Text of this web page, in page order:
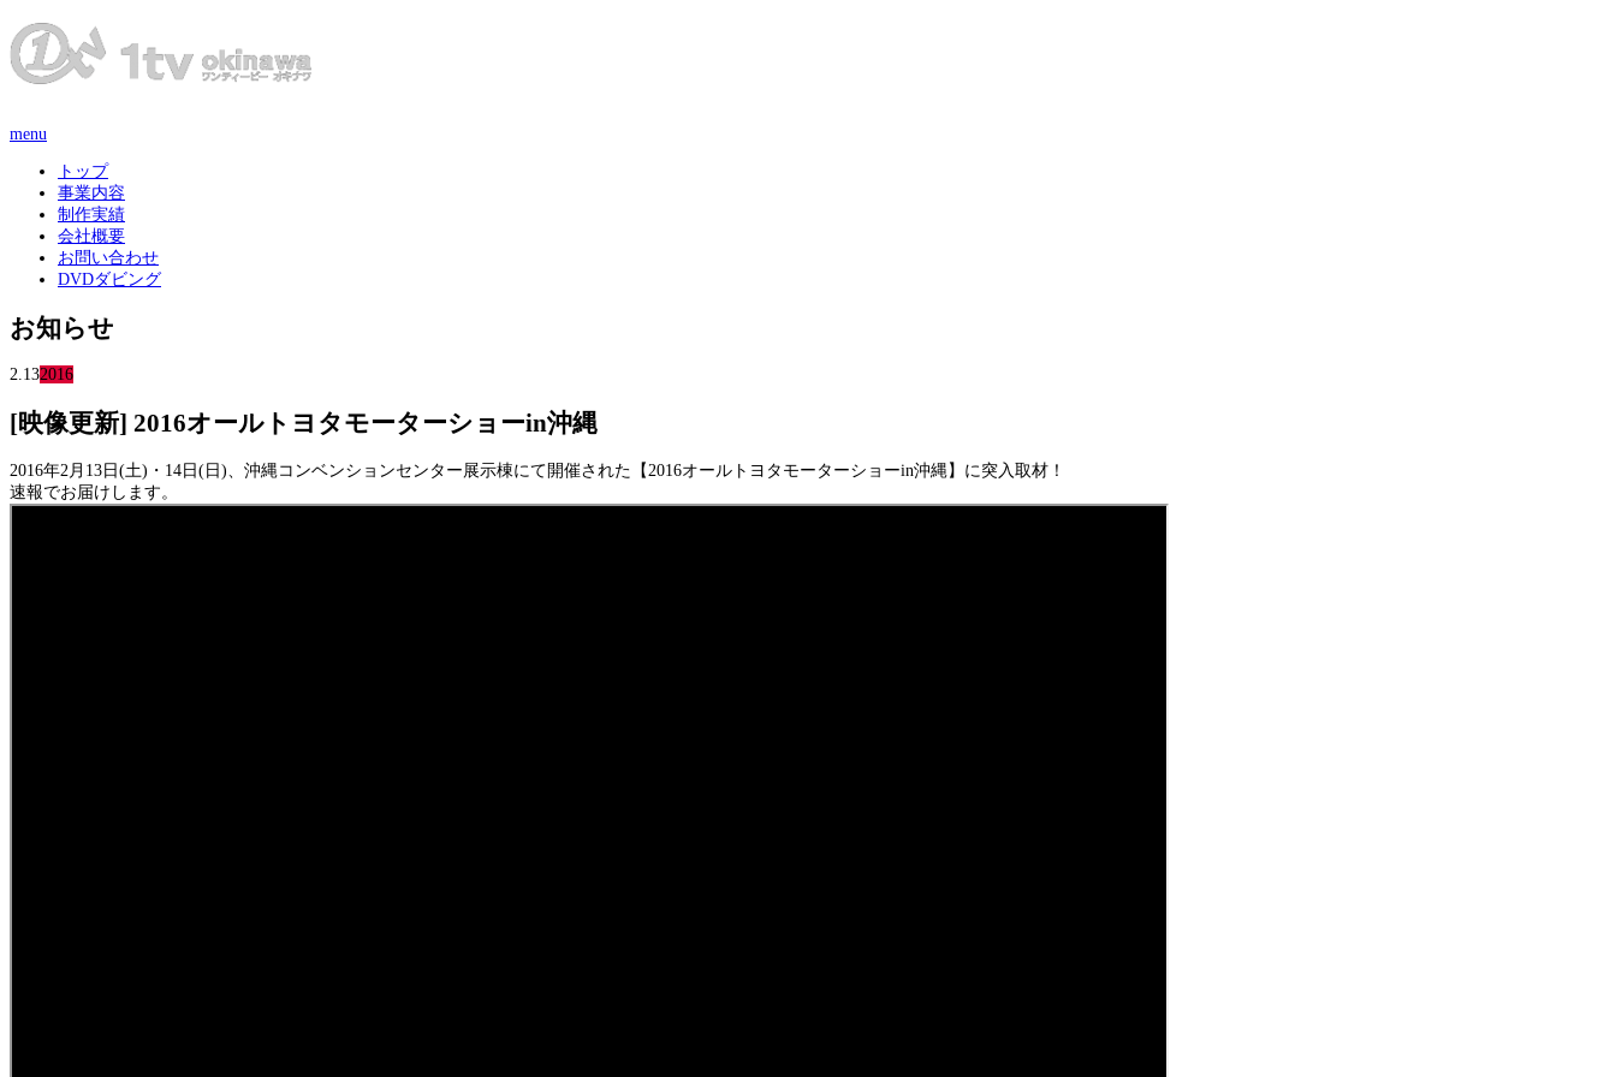
menu
トップ
事業内容
制作実績
会社概要
お問い合わせ
DVDダビング
お知らせ
2.132016
[映像更新] 2016オールトヨタモーターショーin沖縄
2016年2月13日(土)・14日(日)、沖縄コンベンションセンター展示棟にて開催された【2016オールトヨタモーターショーin沖縄】に突入取材！
速報でお届けします。